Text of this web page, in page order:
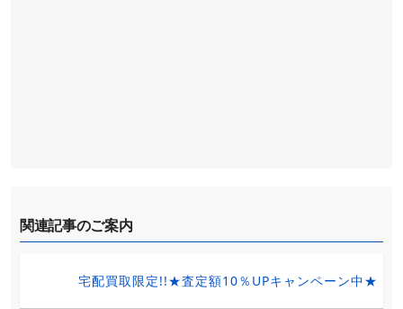
関連記事のご案内
宅配買取限定!!★査定額10％UPキャンペーン中★